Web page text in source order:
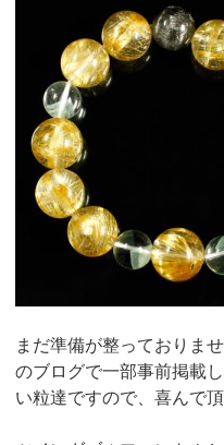
まだ準備が整っておりま
のブログで一部事前掲載
い粒達ですので、喜んで